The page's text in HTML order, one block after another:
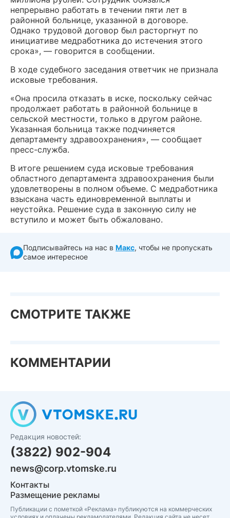
непрерывно работать в течении пяти лет в
районной больнице, указанной в договоре.
Однако трудовой договор был расторгнут по
инициативе медработника до истечения этого
срока», — говорится в сообщении.
В ходе судебного заседания ответчик не признала
исковые требования.
«Она просила отказать в иске, поскольку сейчас
продолжает работать в районной больнице в
сельской местности, только в другом районе.
Указанная больница также подчиняется
департаменту здравоохранения», — сообщает
пресс-служба.
В итоге решением суда исковые требования
областного департамента здравоохранения были
удовлетворены в полном объеме. С медработника
взыскана часть единовременной выплаты и
неустойка. Решение суда в законную силу не
вступило и может быть обжаловано.
Подписывайтесь на нас в Макс, чтобы не пропускать
самое интересное
СМОТРИТЕ ТАКЖЕ
КОММЕНТАРИИ
Редакция новостей:
(3822) 902-904
news@corp.vtomske.ru
Контакты
Размещение рекламы
Публикации с пометкой «Реклама» публикуются на коммерческих